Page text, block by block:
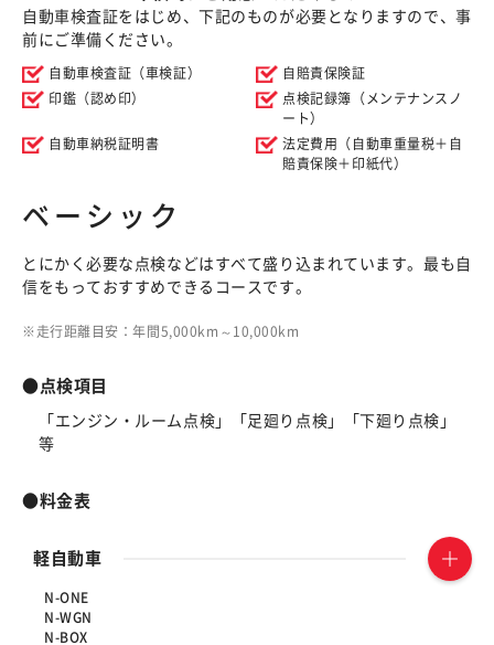
自動車検査証をはじめ、下記のものが必要となりますので、事
前にご準備ください。
自動車検査証（車検証）
自賠責保険証
印鑑（認め印）
点検記録簿（メンテナンスノ
ート）
自動車納税証明書
法定費用（自動車重量税＋自
賠責保険＋印紙代）
ベーシック
とにかく必要な点検などはすべて盛り込まれています。最も自
信をもっておすすめできるコースです。
走行距離目安：年間5,000km～10,000km
●点検項目
「エンジン・ルーム点検」「足廻り点検」「下廻り点検」
等
●料金表
軽自動車
N-ONE
N-WGN
N-BOX